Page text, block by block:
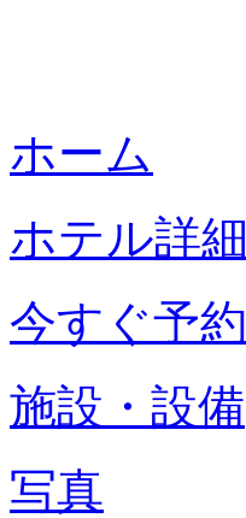
ホーム
ホテル詳細
今すぐ予約
施設・設備
写真